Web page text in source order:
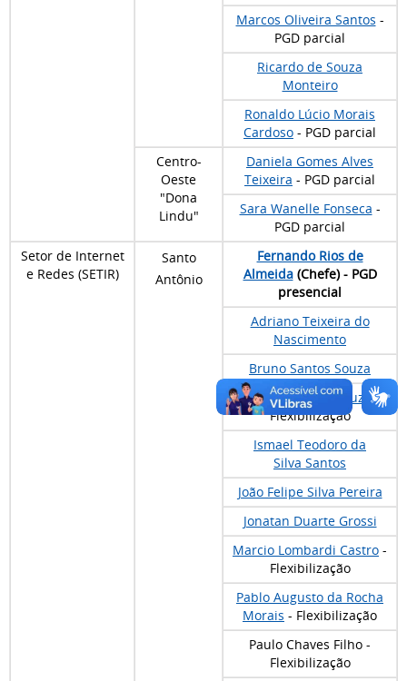
Marcos Oliveira Santos -
PGD parcial
Ricardo de Souza
Monteiro
Ronaldo Lúcio Morais
Cardoso - PGD parcial
Centro-
Oeste
"Dona
Lindu"
Daniela Gomes Alves
Teixeira - PGD parcial
Sara Wanelle Fonseca -
PGD parcial
Setor de Internet
e Redes (SETIR)
Santo
Antônio
Fernando Rios de
Almeida(Chefe) - PGD
presencial
Adriano Teixeira do
Nascimento
Bruno Santos Souza
Derek Resende Souza-
Flexibilização
Ismael Teodoro da
Silva Santos
João Felipe Silva Pereira
Jonatan Duarte Grossi
Marcio Lombardi Castro -
Flexibilização
Pablo Augusto da Rocha
Morais - Flexibilização
Paulo Chaves Filho -
Flexibilização